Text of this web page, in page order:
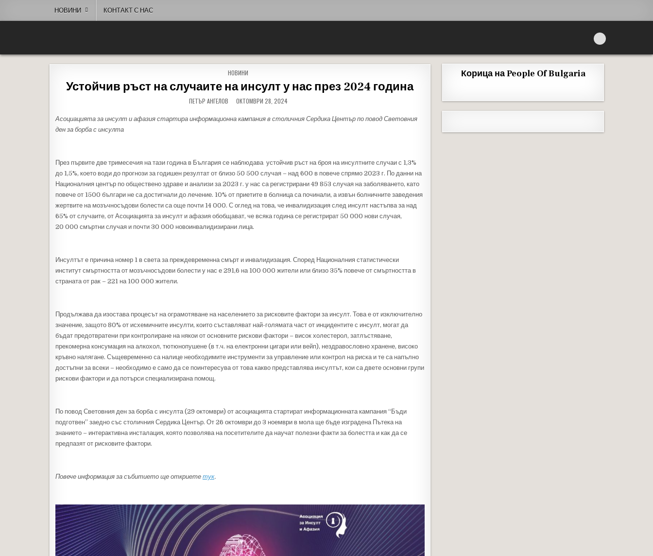
НОВИНИ КОНТАКТ С НАС
POSTED IN
НОВИНИ
Устойчив ръст на случаите на инсулт у нас през 2024 година
ПЕТЪР АНГЕЛОВ ОКТОМВРИ 28, 2024
Асоциацията за инсулт и афазия стартира информационна кампания в столичния Сердика Център по повод Световния
ден за борба с инсулта
През първите две тримесечия на тази година в България се наблюдава устойчив ръст на броя на инсултните случаи с 1,3%
до 1,5%, което води до прогнози за годишен резултат от близо 50 500 случая – над 600 в повече спрямо 2023 г. По данни на
Националния център по обществено здраве и анализи за 2023 г. у нас са регистрирани 49 853 случая на заболяването, като
повече от 1500 българи не са достигнали до лечение. 10% от приетите в болница са починали, а извън болничните заведения
жертвите на мозъчносъдови болести са още почти 14 000. С оглед на това, че инвалидизация след инсулт настъпва за над
65% от случаите, от Асоциацията за инсулт и афазия обобщават, че всяка година се регистрират 50 000 нови случая,
20 000 смъртни случая и почти 30 000 новоинвалидизирани лица.
Инсултът е причина номер 1 в света за преждевременна смърт и инвалидизация. Според Националния статистически
институт смъртността от мозъчносъдови болести у нас е 291,6 на 100 000 жители или близо 35% повече от смъртността в
страната от рак – 221 на 100 000 жители.
Продължава да изостава процесът на ограмотяване на населението за рисковите фактори за инсулт. Това е от изключително
значение, защото 80% от исхемичните инсулти, които съставляват най-голямата част от инцидентите с инсулт, могат да
бъдат предотвратени при контролиране на някои от основните рискови фактори – висок холестерол, затлъстяване,
прекомерна консумация на алкохол, тютюнопушене (в т.ч. на електронни цигари или вейп), нездравословно хранене, високо
кръвно налягане. Същевременно са налице необходимите инструменти за управление или контрол на риска и те са напълно
достъпни за всеки – необходимо е само да се поинтересува от това какво представлява инсултът, кои са двете основни групи
рискови фактори и да потърси специализирана помощ.
По повод Световния ден за борба с инсулта (29 октомври) от асоциацията стартират информационната кампания “Бъди
подготвен” заедно със столичния Сердика Център. От 26 октомври до 3 ноември в мола ще бъде изградена Пътека на
знанието – интерактивна инсталация, която позволява на посетителите да научат полезни факти за болестта и как да се
предпазят от рисковите фактори.
Повече информация за събитието ще откриете тук.
Корица на People Of Bulgaria